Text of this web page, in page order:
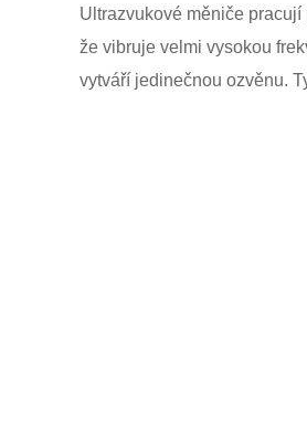
Ultrazvukové měniče
že vibruje velmi vysokou
vytváří jedinečnou ozvěnu.